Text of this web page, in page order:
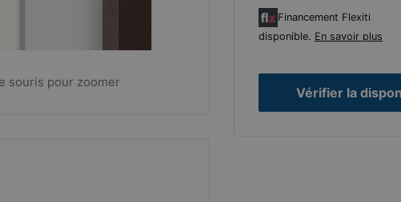
souris pour zoomer
Financement Flexiti
disponible. En savoir plus
Vérifier la